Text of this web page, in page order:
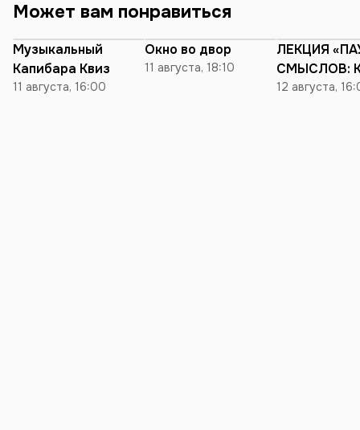
стран, но
the Top💔
Может вам понравиться
Музыкальный
Капибара Квиз
11 августа, 16:00
Окно во двор
11 августа, 18:10
ЛЕКЦИЯ
СМЫСЛОВ:
ЧЕЛОВЕК-
12 августа,